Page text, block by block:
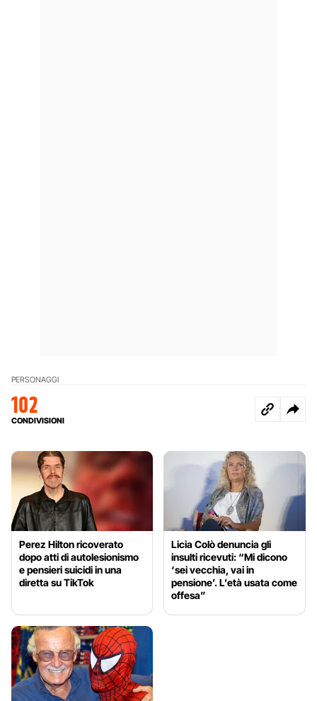
PERSONAGGI
102
CONDIVISIONI
Perez Hilton ricoverato
dopo atti di autolesionismo
e pensieri suicidi in una
diretta su TikTok
Licia Colò denuncia gli
insulti ricevuti: “Mi dicono
‘sei vecchia, vai in
pensione’. L’età usata come
offesa”